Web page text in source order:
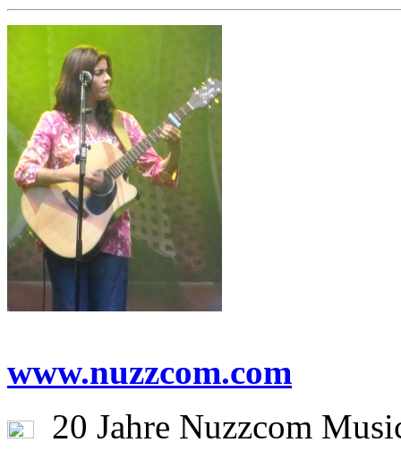
www.nuzzcom.com
20 Jahre Nuzzcom